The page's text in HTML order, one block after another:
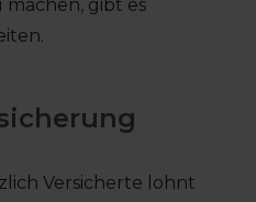
machen, gibt es
Versicherte lohnt